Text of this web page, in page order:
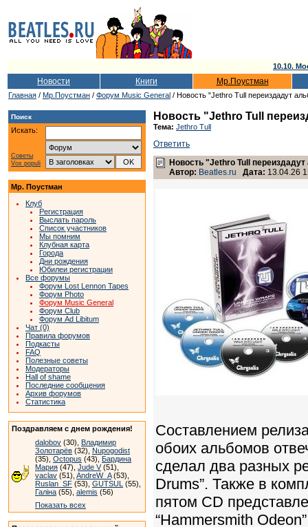
10.10.
Новости Книги Мр.Поустман
Главная / Мр.Поустман / Форум Music General / Новость "Jethro Tull переиздадут
Поиск
Искать:
Советы
Vox populi
Мр. Поустман
Клуб
Регистрация
Выслать пароль
Список участников
Мы помним
Клубная карта
Города
Дни рождения
Юбилеи регистрации
Все форумы
Форум Lost Lennon Tapes
Форум Photo
Форум Music General
Форум Club
Форум Ad Libitum
Чат (0)
Правила форумов
Подкасты
FAQ
Полезные советы
Модераторы
Hall of shame
Последние сообщения
Архив форумов
Статистика
Поздравляем с днем рождения!
dalobov (30), Владимир
Золотарёв (32), Nupogodist
(35), Octopus (43), Бардина
Мария (47), Jude V(51),
vaclav (51), AndreW_A(53),
Ruslan_SF (53), GUTSUL (55),
Галіна (55), alemis (56)
Показать всех
Новость "Jethro Tull
Тема: Jethro Tull
Ответить
Новость "Jethro Tull
Автор: Beatles.ru Дата: 13.04.26
Составлением
обоих альбомов
сделал два разных
Drums”. Также в
пятом CD
“Hammersmith